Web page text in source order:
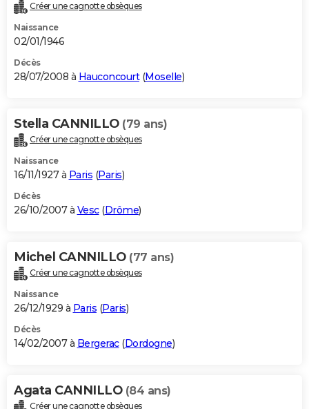
Créer une cagnotte obsèques
Naissance
02/01/1946
Décès
28/07/2008 à Hauconcourt(Moselle)
Stella CANNILLO (79 ans)
Créer une cagnotte obsèques
Naissance
16/11/1927 à Paris (Paris)
Décès
26/10/2007 à Vesc(Drôme)
Michel CANNILLO (77 ans)
Créer une cagnotte obsèques
Naissance
26/12/1929 à Paris (Paris)
Décès
14/02/2007 à Bergerac(Dordogne)
Agata CANNILLO (84 ans)
Créer une cagnotte obsèques